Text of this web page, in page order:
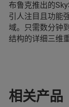
布鲁克推出的
引人注目且功能
域。只需数分钟
结构的详细三维重
相关产品